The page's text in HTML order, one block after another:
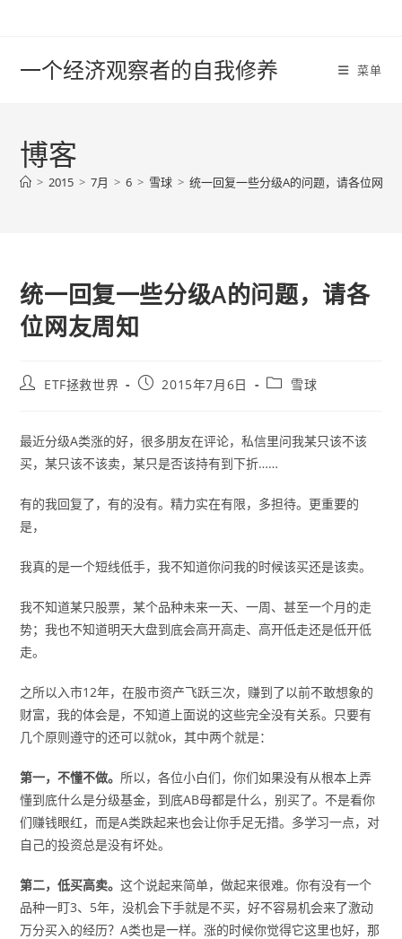
一个经济观察者的自我修养 菜单
博客
> 2015 > 7月 > 6 > 雪球 > 统一回复一些分级A的问题，请各位网友
统一回复一些分级A的问题，请各
位网友周知
PostETF拯救世界
Post2015年7月6日
Post雪球
最近分级A类涨的好，很多朋友在评论，私信里问我某只该不该
买，某只该不该卖，某只是否该持有到下折……
有的我回复了，有的没有。精力实在有限，多担待。更重要的
是，
我真的是一个短线低手，我不知道你问我的时候该买还是该卖。
我不知道某只股票，某个品种未来一天、一周、甚至一个月的走
势；我也不知道明天大盘到底会高开高走、高开低走还是低开低
走。
之所以入市12年，在股市资产飞跃三次，赚到了以前不敢想象的
财富，我的体会是，不知道上面说的这些完全没有关系。只要有
几个原则遵守的还可以就ok，其中两个就是：
第一，不懂不做。 所以，各位小白们，你们如果没有从根本上弄
懂到底什么是分级基金，到底AB母都是什么，别买了。不是看你
们赚钱眼红，而是A类跌起来也会让你手足无措。多学习一点，对
自己的投资总是没有坏处。
第二，低买高卖。这个说起来简单，做起来很难。你有没有一个
品种一盯3、5年，没机会下手就是不买，好不容易机会来了激动
万分买入的经历？A类也是一样。涨的时候你觉得它这里也好，那